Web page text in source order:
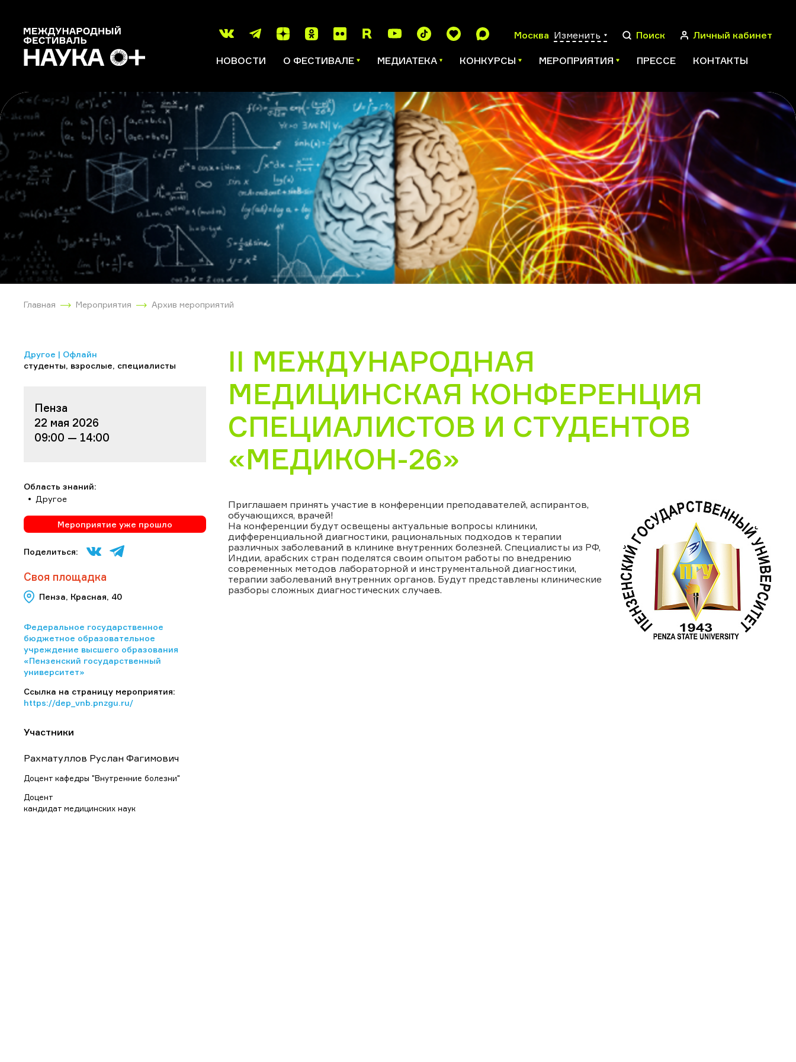
Москва Изменить Поиск
ПОИСК
Личный кабинет
НОВОСТИ О ФЕСТИВАЛЕ МЕДИАТЕКА КОНКУРСЫ МЕРОПРИЯТИЯ ПРЕССЕ КОНТАКТЫ
Главная Мероприятия Архив мероприятий
Другое | Офлайн
студенты, взрослые, специалисты
Пенза
22 мая 2026
09:00 — 14:00
Область знаний:
Другое
Мероприятие уже прошло
Поделиться:
Своя площадка
Пенза, Красная, 40
Федеральное государственное
бюджетное образовательное
учреждение высшего образования
«Пензенский государственный
университет»
Ссылка на страницу мероприятия:
https://dep_vnb.pnzgu.ru/
Участники
Рахматуллов Руслан Фагимович
Доцент кафедры "Внутренние болезни"
Доцент
кандидат медицинских наук
II МЕЖДУНАРОДНАЯ
МЕДИЦИНСКАЯ КОНФЕРЕНЦИЯ
СПЕЦИАЛИСТОВ И СТУДЕНТОВ
«МЕДИКОН-26»
Приглашаем принять участие в конференции преподавателей, аспирантов,
обучающихся, врачей!
На конференции будут освещены актуальные вопросы клиники,
дифференциальной диагностики, рациональных подходов к терапии
различных заболеваний в клинике внутренних болезней. Специалисты из РФ,
Индии, арабских стран поделятся своим опытом работы по внедрению
современных методов лабораторной и инструментальной диагностики,
терапии заболеваний внутренних органов. Будут представлены клинические
разборы сложных диагностических случаев.